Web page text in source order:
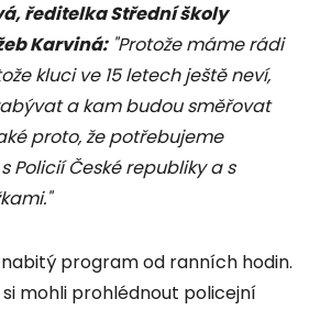
ředitelka Střední školy
Karviná:"Protože máme rádi
kluci ve 15 letech ještě neví,
a kam budou směřovat
proto, že potřebujeme
Policií České republiky a s
program od ranních hodin.
mohli prohlédnout policejní